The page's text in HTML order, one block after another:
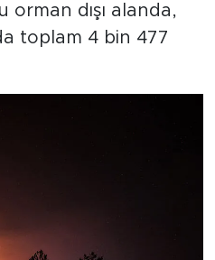
dışı alanda,
toplam 4 bin 477